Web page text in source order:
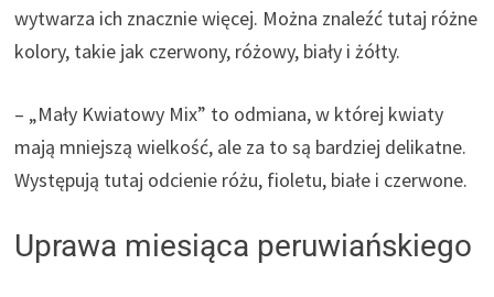
wytwarza ich znacznie więcej. Można znaleźć tutaj różne
kolory, takie jak czerwony, różowy, biały i żółty.
– „Mały Kwiatowy Mix” to odmiana, w której kwiaty
mają mniejszą wielkość, ale za to są bardziej delikatne.
Występują tutaj odcienie różu, fioletu, białe i czerwone.
Uprawa miesiąca peruwiańskiego